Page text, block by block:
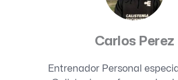
Carlos Perez
Entrenador Personal